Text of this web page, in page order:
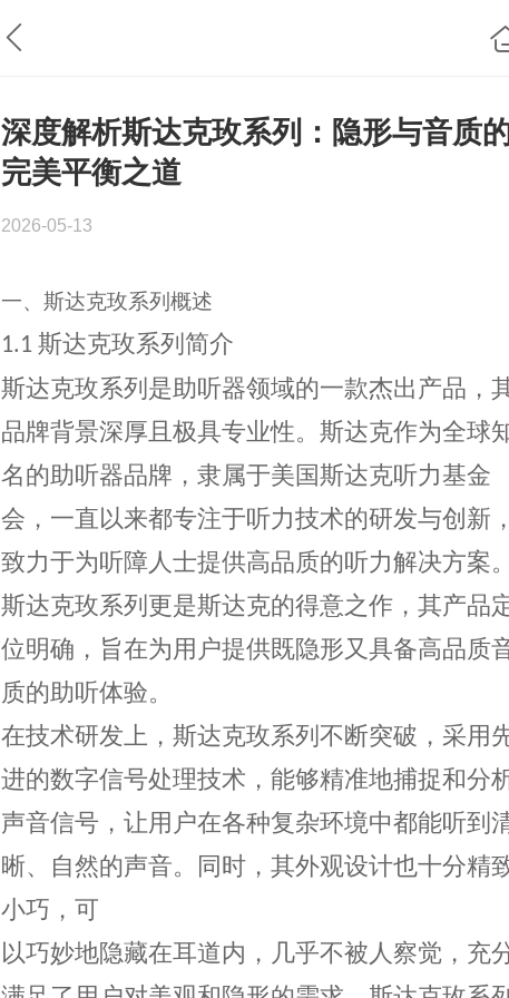
深度解析斯达克玫系列：隐形与音质
完美平衡之道
2026-05-13
一、斯达克玫系列概述
1.1 斯达克玫系列简介
斯达克玫系列是助听器领域的一款杰出产品，
品牌背景深厚且极具专业性。斯达克作为全球
名的助听器品牌，隶属于美国斯达克听力基金
会，一直以来都专注于听力技术的研发与创新，
致力于为听障人士提供高品质的听力解决方案。
斯达克玫系列更是斯达克的得意之作，其产品
位明确，旨在为用户提供既隐形又具备高品质
质的助听体验。
在技术研发上，斯达克玫系列不断突破，采用
进的数字信号处理技术，能够精准地捕捉和分
声音信号，让用户在各种复杂环境中都能听到
晰、自然的声音。同时，其外观设计也十分精
小巧，可
以巧妙地隐藏在耳道内，几乎不被人察觉，充